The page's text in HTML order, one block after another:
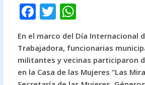
F
e
b
o
T
w
itt
er
W
h
at
s
A
En el marco del Día Internacional
Trabajadora, funcionarias
militantes y vecinas participaron
en la Casa de las Mujeres “Las